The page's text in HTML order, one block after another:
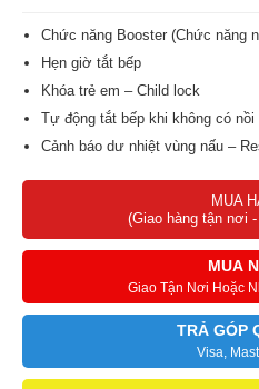
Chức năng Booster (Chức năng
Hẹn giờ tắt bếp
Khóa trẻ em – Child lock
Tự động tắt bếp khi không có
Cảnh báo dư nhiệt vùng nấu –
MUA
(Giao hàng tận nơi
MUA
Giao Tận Nơi Hoặc
TRẢ GÓP
Visa,